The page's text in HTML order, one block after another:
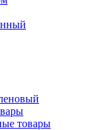
товары